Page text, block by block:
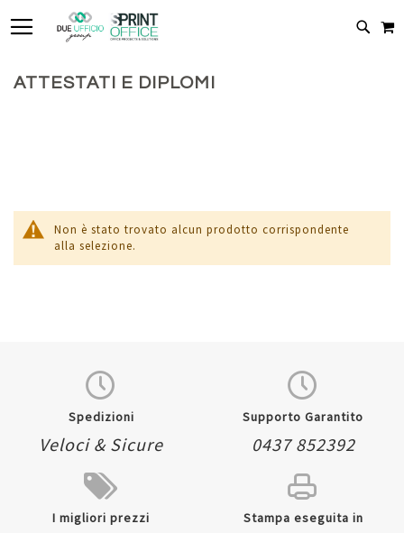
CERCA
ATTESTATI E DIPLOMI
Non è stato trovato alcun prodotto corrispondente
alla selezione.
Spedizioni
Veloci & Sicure
Supporto Garantito
0437 852392
I migliori prezzi Stampa eseguita in